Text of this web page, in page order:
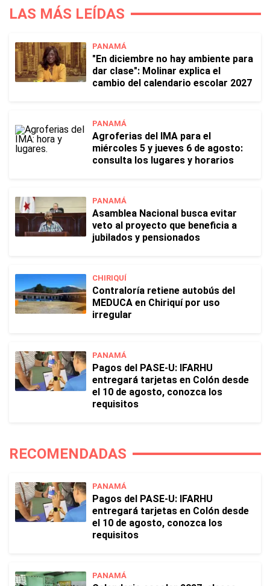
LAS MÁS LEÍDAS
PANAMÁ
"En diciembre no hay ambiente para
dar clase": Molinar explica el
cambio del calendario escolar 2027
PANAMÁ
Agroferias del IMA para el
miércoles 5 y jueves 6 de agosto:
consulta los lugares y horarios
PANAMÁ
Asamblea Nacional busca evitar
veto al proyecto que beneficia a
jubilados y pensionados
CHIRIQUÍ
Contraloría retiene autobús del
MEDUCA en Chiriquí por uso
irregular
PANAMÁ
Pagos del PASE-U: IFARHU
entregará tarjetas en Colón desde
el 10 de agosto, conozca los
requisitos
RECOMENDADAS
PANAMÁ
Pagos del PASE-U: IFARHU
entregará tarjetas en Colón desde
el 10 de agosto, conozca los
requisitos
PANAMÁ